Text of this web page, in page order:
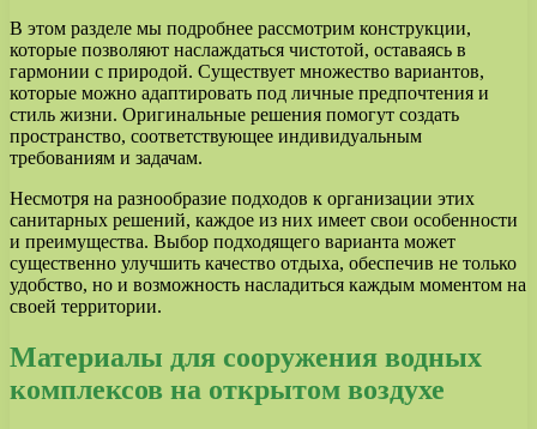
В этом разделе мы подробнее рассмотрим конструкции,
которые позволяют наслаждаться чистотой, оставаясь в
гармонии с природой. Существует множество вариантов,
которые можно адаптировать под личные предпочтения и
стиль жизни. Оригинальные решения помогут создать
пространство, соответствующее индивидуальным
требованиям и задачам.
Несмотря на разнообразие подходов к организации этих
санитарных решений, каждое из них имеет свои особенности
и преимущества. Выбор подходящего варианта может
существенно улучшить качество отдыха, обеспечив не только
удобство, но и возможность насладиться каждым моментом на
своей территории.
Материалы для сооружения водных
комплексов на открытом воздухе